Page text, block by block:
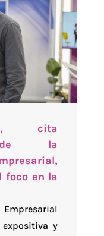
cita
de la
foco en la
y